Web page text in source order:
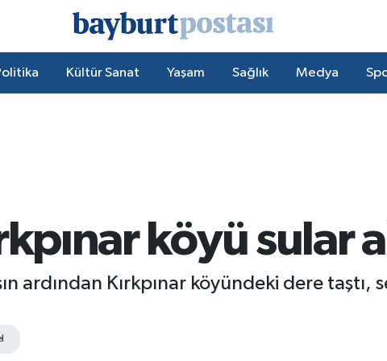
Kültür Sanat Yaşam Sağlık Medya
köyü sular
ardından Kırkpınar köyündeki dere taştı,